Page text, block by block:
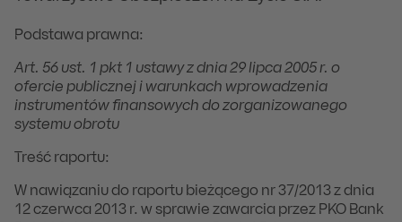
Podstawa prawna:
Art. 56 ust. 1 pkt 1 ustawy z dnia 29 lipca 2005 r. o
ofercie publicznej i warunkach wprowadzenia
instrumentów finansowych do zorganizowanego
systemu obrotu
Treść raportu:
W nawiązaniu do raportu bieżącego nr 37/2013 z dnia
12 czerwca 2013 r. w sprawie zawarcia przez PKO Bank